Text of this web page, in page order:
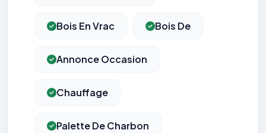
Bois En Vrac Bois De
Annonce Occasion
Chauffage
Palette De Charbon